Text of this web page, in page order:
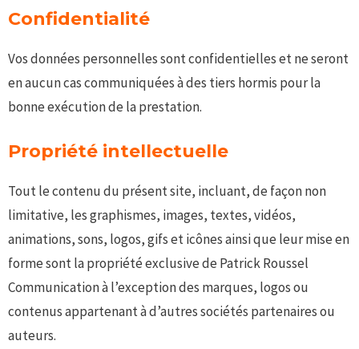
Confidentialité
Vos données personnelles sont confidentielles et ne seront
en aucun cas communiquées à des tiers hormis pour la
bonne exécution de la prestation.
Propriété intellectuelle
Tout le contenu du présent site, incluant, de façon non
limitative, les graphismes, images, textes, vidéos,
animations, sons, logos, gifs et icônes ainsi que leur mise en
forme sont la propriété exclusive de Patrick Roussel
Communication à l’exception des marques, logos ou
contenus appartenant à d’autres sociétés partenaires ou
auteurs.